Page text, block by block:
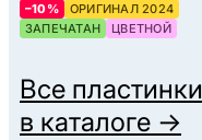
–10%
ОРИГИНАЛ 2024
ЗАПЕЧАТАН
ЦВЕТНОЙ
Все пластинки
в каталоге →